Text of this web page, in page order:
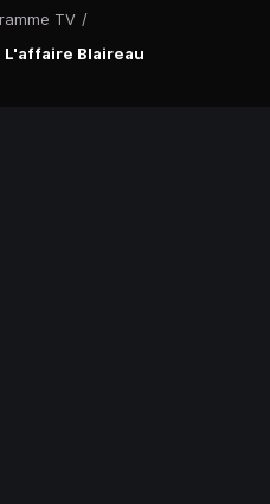
TV /
L'affaire Blaireau